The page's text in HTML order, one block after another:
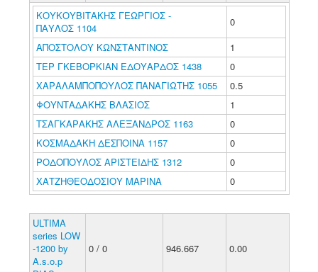
ΚΟΥΚΟΥΒΙΤΑΚΗΣ ΓΕΩΡΓΙΟΣ -
ΠΑΥΛΟΣ 1104
0
ΑΠΟΣΤΟΛΟΥ ΚΩΝΣΤΑΝΤΙΝΟΣ
1
ΤΕΡ ΓΚΕΒΟΡΚΙΑΝ ΕΔΟΥΑΡΔΟΣ 1438
0
ΧΑΡΑΛΑΜΠΟΠΟΥΛΟΣ ΠΑΝΑΓΙΩΤΗΣ 1055
0.5
ΦΟΥΝΤΑΔΑΚΗΣ ΒΛΑΣΙΟΣ
1
ΤΣΑΓΚΑΡΑΚΗΣ ΑΛΕΞΑΝΔΡΟΣ 1163
0
ΚΟΣΜΑΔΑΚΗ ΔΕΣΠΟΙΝΑ 1157
0
ΡΟΔΟΠΟΥΛΟΣ ΑΡΙΣΤΕΙΔΗΣ 1312
0
ΧΑΤΖΗΘΕΟΔΟΣΙΟΥ ΜΑΡΙΝΑ
0
ULTIMA
series LOW
-1200 by
A.s.o.p
0 / 0 946.667 0.00